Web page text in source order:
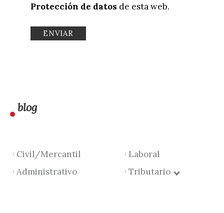
Protección de datos de esta web.
blog
· Civil/Mercantil
· Laboral
· Administrativo
· Tributario